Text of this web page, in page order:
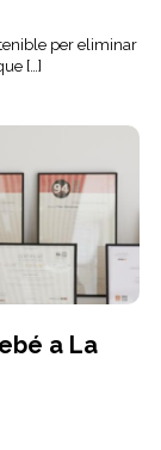
per eliminar
[…]
a La